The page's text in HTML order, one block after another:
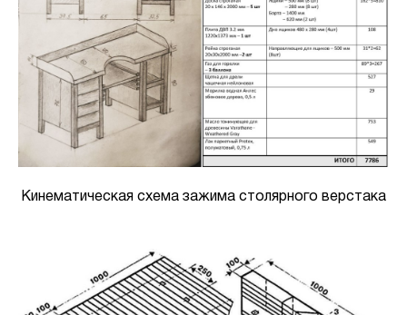
Кинематическая схема зажима столярного верстака